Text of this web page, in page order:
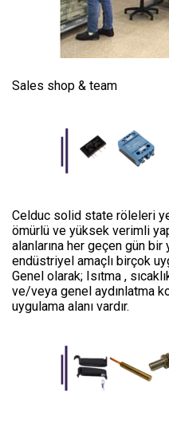
Sales shop & team
Celduc solid state röleleri
ömürlü ve yüksek verimli
alanlarına her geçen gün
endüstriyel amaçlı birçok
Genel olarak; Isıtma ,
ve/veya genel aydınlatma
uygulama alanı vardır.